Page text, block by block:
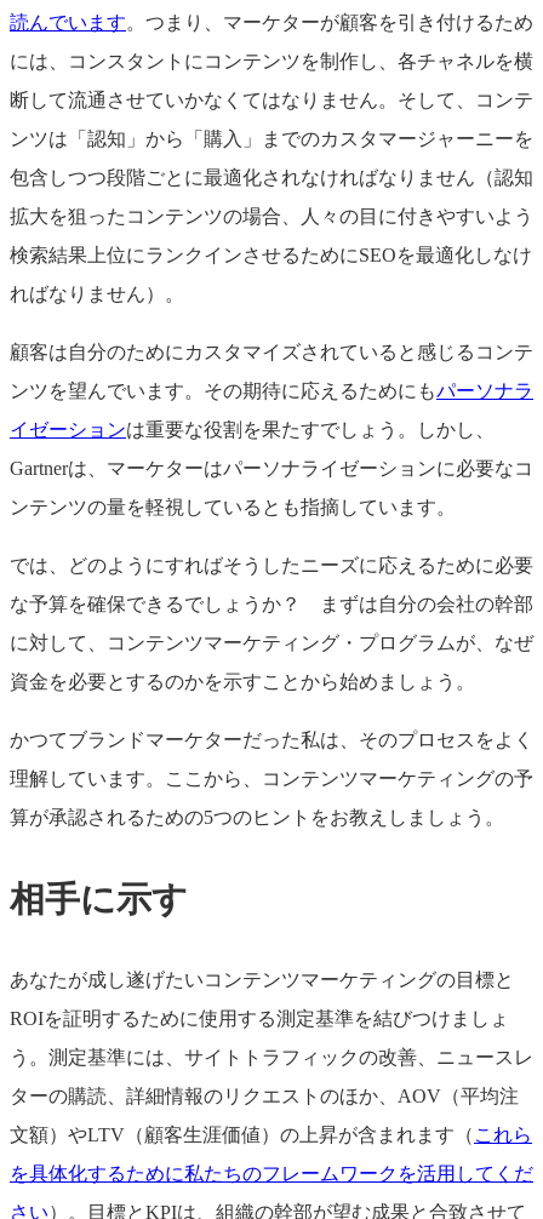
読んでいます。つまり、マーケターが顧客を引き付けるため
には、コンスタントにコンテンツを制作し、各チャネルを横
断して流通させていかなくてはなりません。そして、コンテ
ンツは「認知」から「購入」までのカスタマージャーニーを
包含しつつ段階ごとに最適化されなければなりません（認知
拡大を狙ったコンテンツの場合、人々の目に付きやすいよう
検索結果上位にランクインさせるためにSEOを最適化しなけ
ればなりません）。
顧客は自分のためにカスタマイズされていると感じるコンテ
ンツを望んでいます。その期待に応えるためにもパーソナラ
イゼーションは重要な役割を果たすでしょう。しかし、
Gartnerは、マーケターはパーソナライゼーションに必要なコ
ンテンツの量を軽視しているとも指摘しています。
では、どのようにすればそうしたニーズに応えるために必要
な予算を確保できるでしょうか？ まずは自分の会社の幹部
に対して、コンテンツマーケティング・プログラムが、なぜ
資金を必要とするのかを示すことから始めましょう。
かつてブランドマーケターだった私は、そのプロセスをよく
理解しています。ここから、コンテンツマーケティングの予
算が承認されるための5つのヒントをお教えしましょう。
相手に示す
あなたが成し遂げたいコンテンツマーケティングの目標と
ROIを証明するために使用する測定基準を結びつけましょ
う。測定基準には、サイトトラフィックの改善、ニュースレ
ターの購読、詳細情報のリクエストのほか、AOV（平均注
文額）やLTV（顧客生涯価値）の上昇が含まれます（ これら
を具体化するために私たちのフレームワークを活用してくだ
さい）。目標とKPIは、組織の幹部が望む成果と合致させて